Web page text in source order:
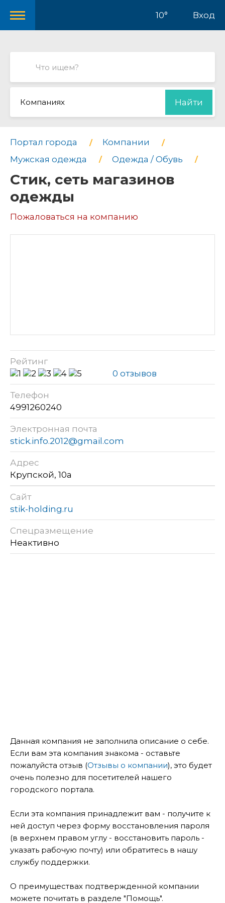
10° Вход
Компаниях Найти
Портал города
Компании
Мужская одежда
Одежда / Обувь
Стик, сеть магазинов
одежды
Пожаловаться на компанию
Рейтинг
0 отзывов
Телефон
4991260240
Электронная почта
stick.info.2012@gmail.com
Адрес
Крупской, 10а
Сайт
stik-holding.ru
Спецразмещение
Неактивно
Данная компания не заполнила описание о себе.
Если вам эта компания знакома - оставьте
пожалуйста отзыв (Отзывы о компании), это будет
очень полезно для посетителей нашего
городского портала.
Если эта компания принадлежит вам - получите к
ней доступ через форму восстановления пароля
(в верхнем правом углу - восстановить пароль -
указать рабочую почту) или обратитесь в нашу
службу поддержки.
О преимуществах подтвержденной компании
можете почитать в разделе "Помощь".